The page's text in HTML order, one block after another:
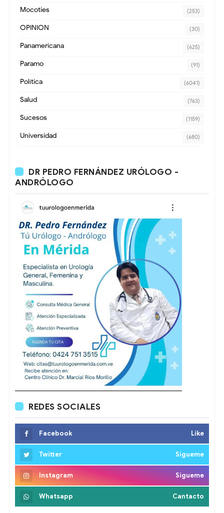
Mocoties (253)
OPINION (30)
Panamericana (625)
Paramo (91)
Política (6041)
Salud (763)
Sucesos (1159)
Universidad (680)
DR PEDRO FERNÁNDEZ URÓLOGO -
ANDRÓLOGO
REDES SOCIALES
Facebook Like
Twitter Sigueme
Instagram Sigueme
Whatsapp Cantacto